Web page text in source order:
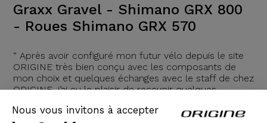
Nous vous invitons à accepter
Graxx Gravel - Shimano GRX 800
- Roues Shimano GRX 570
“ Après avoir configuré mon futur vélo depuis le site
ORIGINE très bien conçu avec les composants de
mon choix et quelques échanges avec le staff de chez
ORIGINE, j’ai eu le plaisir de recevoir quelques
Le montage du vélo n’a été qu’une formalité car tout